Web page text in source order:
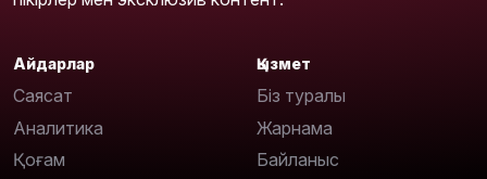
Айдарлар
Саясат
Аналитика
Қоғам
Қызмет
Біз туралы
Жарнама
Байланыс